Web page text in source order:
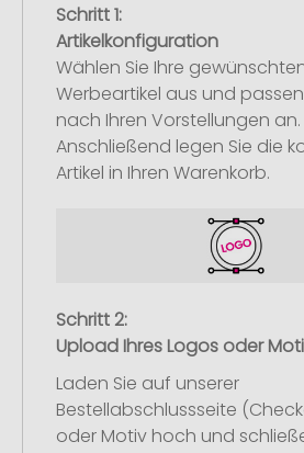
Schritt 1:
Artikelkonfiguration
Wählen Sie Ihre
Werbeartikel aus und
nach Ihren Vorstellungen an.
Anschließend legen Sie die
Artikel in Ihren Warenkorb.
Schritt 2:
Upload Ihres Logos oder
Laden Sie auf unserer
Bestellabschlussseite
oder Motiv hoch und